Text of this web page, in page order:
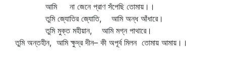
আমি না জেনে প্রাণ সঁপেছি তোমায়।।
তুমি জ্যোতির জ্যোতি, আমি অন্ধ আঁধারে।
তুমি মুক্ত মহীয়ান, আমি মগ্ন পাথারে।
তুমি অন্তহীন, আমি ক্ষুদ্র দীন– কী অপূর্ব মিলন তোমায় আমায়।।